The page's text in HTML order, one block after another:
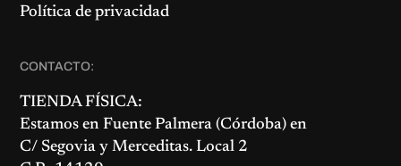
Política de privacidad
CONTACTO:
TIENDA FÍSICA:
Estamos enFuente Palmera (Córdoba) en
C/ Segovia y Merceditas. Local 2